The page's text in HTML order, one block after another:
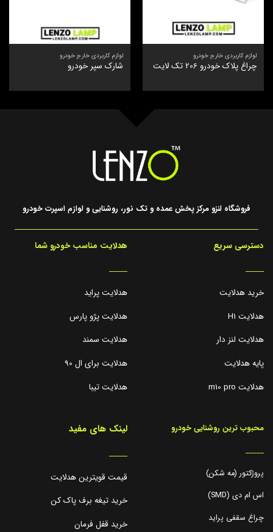
لوازم کاربردی خارج خودرو
چراغ پلاک خودرو 206 تک لایت
لوازم کاربردی خارج خودرو
شارک سپر خودرو
فروشگاه لنزو مرکز پخش عمده و تک نور، روشنایی و لوازم اسپرت خودرو
دسترسی سریع
_____
خرید هدلایت
هدلایت H1
هدلایت لنز دار
پایه هدلایت
هدلایت m10 pro
هدلایت مناسب خودرو شما
_____
هدلایت پراید
هدلایت پژو پارس
هدلایت سمند
هدلایت برای ال 90
هدلایت تیبا
محبوب ترین روشنایی خودرو
_____
پروژکتور (مه شکن)
اس ام دی (SMD)
چراغ سقفی پراید
لینک های مفید
_____
قیمت قویترین هدلایت
خرید تیغه برف پاک کن
خرید قفل فرمان